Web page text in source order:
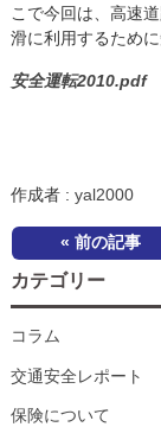
こで今回は、高速
滑に利用するため
安全運転2010.pdf
作成者 : yal2000
« 前の記事
カテゴリー
コラム
交通安全レポート
保険について